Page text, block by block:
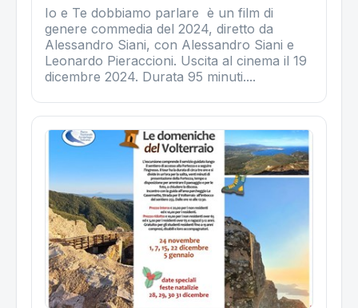
Io e Te dobbiamo parlare è un film di
genere commedia del 2024, diretto da
Alessandro Siani, con Alessandro Siani e
Leonardo Pieraccioni. Uscita al cinema il 19
dicembre 2024. Durata 95 minuti....